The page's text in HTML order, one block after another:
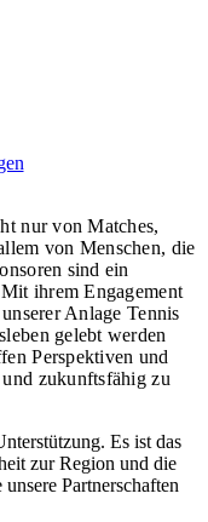
nur von Matches,
von Menschen, die
sind ein
Mit ihrem Engagement
Anlage Tennis
gelebt werden
Perspektiven und
zukunftsfähig zu
Es ist das
zur Region und die
Partnerschaften